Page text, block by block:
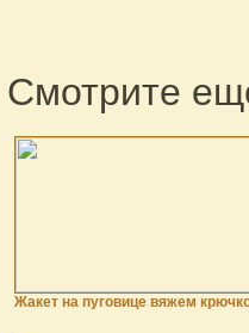
Смотрите
Жакет на пуговице вяжем